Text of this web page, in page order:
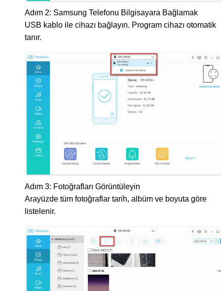
Adım 2: Samsung Telefonu Bilgisayara Bağlamak
USB kablo ile cihazı bağlayın. Program cihazı otomatik
tanır.
Adım 3: Fotoğrafları Görüntüleyin
Arayüzde tüm fotoğraflar tarih, albüm ve boyuta göre
listelenir.